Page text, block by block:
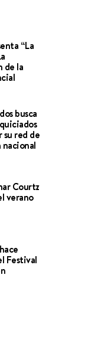
“La
de la
busca
su red de
Courtz
verano
Festival